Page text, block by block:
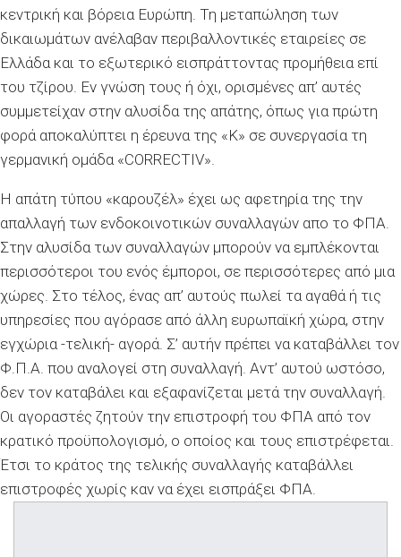
κεντρική και βόρεια Ευρώπη. Τη μεταπώληση των
δικαιωμάτων ανέλαβαν περιβαλλοντικές εταιρείες σε
Ελλάδα και το εξωτερικό εισπράττοντας προμήθεια επί
του τζίρου. Εν γνώση τους ή όχι, ορισμένες απ’ αυτές
συμμετείχαν στην αλυσίδα της απάτης, όπως για πρώτη
φορά αποκαλύπτει η έρευνα της «Κ» σε συνεργασία τη
γερμανική ομάδα «CORRECTIV».
Η απάτη τύπου «καρουζέλ» έχει ως αφετηρία της την
απαλλαγή των ενδοκοινοτικών συναλλαγών απο το ΦΠΑ.
Στην αλυσίδα των συναλλαγών μπορούν να εμπλέκονται
περισσότεροι του ενός έμποροι, σε περισσότερες από μια
χώρες. Στο τέλος, ένας απ’ αυτούς πωλεί τα αγαθά ή τις
υπηρεσίες που αγόρασε από άλλη ευρωπαϊκή χώρα, στην
εγχώρια -τελική- αγορά. Σ’ αυτήν πρέπει να καταβάλλει τον
Φ.Π.Α. που αναλογεί στη συναλλαγή. Αντ’ αυτού ωστόσο,
δεν τον καταβάλει και εξαφανίζεται μετά την συναλλαγή.
Οι αγοραστές ζητούν την επιστροφή του ΦΠΑ από τον
κρατικό προϋπολογισμό, ο οποίος και τους επιστρέφεται.
Έτσι το κράτος της τελικής συναλλαγής καταβάλλει
επιστροφές χωρίς καν να έχει εισπράξει ΦΠΑ.